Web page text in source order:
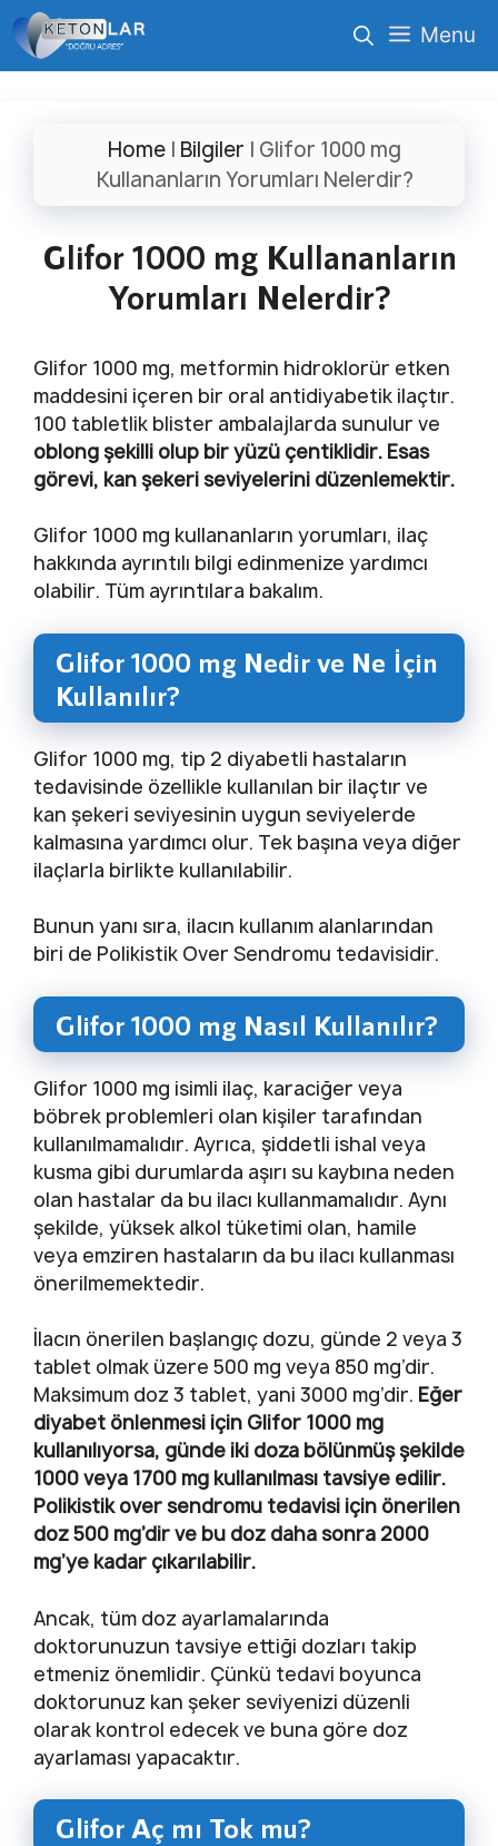
İçeriğe
atla
Menu
Home | Bilgiler | Glifor 1000 mg
Kullananların Yorumları Nelerdir?
Glifor 1000 mg Kullananların
Yorumları Nelerdir?
Glifor 1000 mg, metformin hidroklorür etken
maddesini içeren bir oral antidiyabetik ilaçtır.
100 tabletlik blister ambalajlarda sunulur ve
oblong şekilli olup bir yüzü çentiklidir. Esas
görevi, kan şekeri seviyelerini düzenlemektir.
Glifor 1000 mg kullananların yorumları, ilaç
hakkında ayrıntılı bilgi edinmenize yardımcı
olabilir. Tüm ayrıntılara bakalım.
Glifor 1000 mg Nedir ve Ne İçin
Kullanılır?
Glifor 1000 mg, tip 2 diyabetli hastaların
tedavisinde özellikle kullanılan bir ilaçtır ve
kan şekeri seviyesinin uygun seviyelerde
kalmasına yardımcı olur. Tek başına veya diğer
ilaçlarla birlikte kullanılabilir.
Bunun yanı sıra, ilacın kullanım alanlarından
biri de Polikistik Over Sendromu tedavisidir.
Glifor 1000 mg Nasıl Kullanılır?
Glifor 1000 mg isimli ilaç, karaciğer veya
böbrek problemleri olan kişiler tarafından
kullanılmamalıdır. Ayrıca, şiddetli ishal veya
kusma gibi durumlarda aşırı su kaybına neden
olan hastalar da bu ilacı kullanmamalıdır. Aynı
şekilde, yüksek alkol tüketimi olan, hamile
veya emziren hastaların da bu ilacı kullanması
önerilmemektedir.
İlacın önerilen başlangıç dozu, günde 2 veya 3
tablet olmak üzere 500 mg veya 850 mg’dir.
Maksimum doz 3 tablet, yani 3000 mg’dir. Eğer
diyabet önlenmesi için Glifor 1000 mg
kullanılıyorsa, günde iki doza bölünmüş şekilde
1000 veya 1700 mg kullanılması tavsiye edilir.
Polikistik over sendromu tedavisi için önerilen
doz 500 mg’dir ve bu doz daha sonra 2000
mg’ye kadar çıkarılabilir.
Ancak, tüm doz ayarlamalarında
doktorunuzun tavsiye ettiği dozları takip
etmeniz önemlidir. Çünkü tedavi boyunca
doktorunuz kan şeker seviyenizi düzenli
olarak kontrol edecek ve buna göre doz
ayarlaması yapacaktır.
Glifor Aç mı Tok mu?